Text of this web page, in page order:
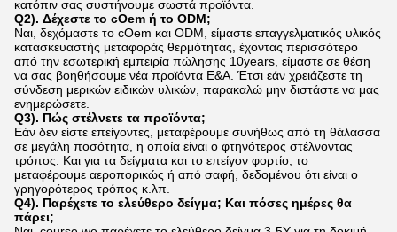
κατόπιν σας συστήνουμε σωστά προϊόντα.
Q2). Δέχεστε το cOem ή το ODM;
Ναι, δεχόμαστε το cOem και ODM, είμαστε επαγγελματικός υλικός
κατασκευαστής μεταφοράς θερμότητας, έχοντας περισσότερο
από την εσωτερική εμπειρία πώλησης 10years, είμαστε σε θέση
να σας βοηθήσουμε νέα προϊόντα Ε&Α. Έτσι εάν χρειάζεστε τη
σύνδεση μερικών ειδικών υλικών, παρακαλώ μην διστάστε να μας
ενημερώσετε.
Q3). Πώς στέλνετε τα προϊόντα;
Εάν δεν είστε επείγοντες, μεταφέρουμε συνήθως από τη θάλασσα
σε μεγάλη ποσότητα, η οποία είναι ο φτηνότερος στέλνοντας
τρόπος. Και για τα δείγματα και το επείγον φορτίο, το
μεταφέρουμε αεροπορικώς ή από σαφή, δεδομένου ότι είναι ο
γρηγορότερος τρόπος κ.λπ.
Q4). Παρέχετε το ελεύθερο δείγμα; Και πόσες ημέρες θα
πάρει;